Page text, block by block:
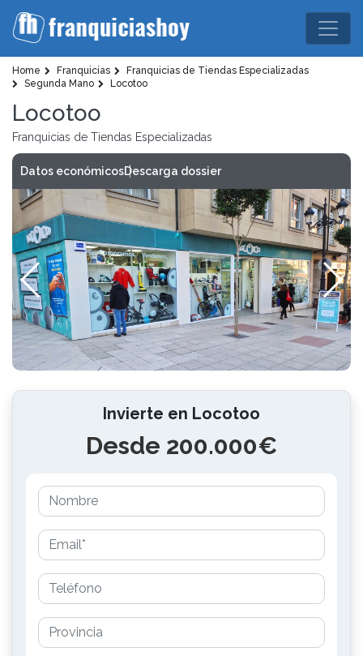
Home Franquicias
Franquicias de Tiendas Especializadas
Segunda Mano
Locotoo
Locotoo
Franquicias de Tiendas Especializadas
Datos económicosDescarga dossier
Invierte en Locotoo
Desde 200.000€